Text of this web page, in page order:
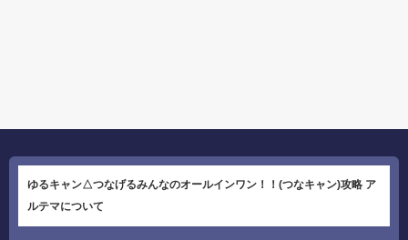
ゆるキャン△つなげるみんなのオールインワン！！(つなキャン)攻略 ア
ルテマについて